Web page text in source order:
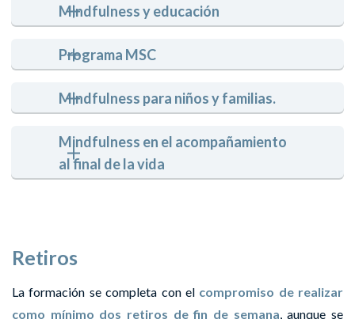
Mindfulness y educación
Programa MSC
Mindfulness para niños y familias.
Mindfulness en el acompañamiento
al final de la vida
Retiros
La formación se completa con el compromiso de realizar
como mínimo dos retiros de fin de semana, aunque se